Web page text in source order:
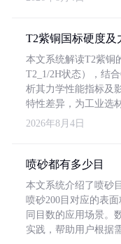
T2紫铜国标硬度及
本文系统解读T2紫铜
T2_1/2H状态），结
析其力学性能指标及
特性差异，为工业选
2026年8月4日
喷砂都有多少目
本文系统介绍了喷砂
喷砂200目对应的表
同目数的应用场景。
实践，帮助用户根据